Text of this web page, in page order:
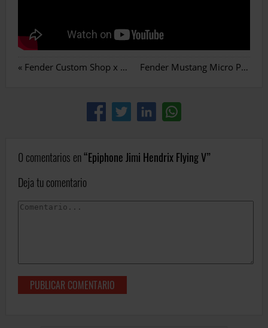
« Fender Custom Shop x Bvlgari Fender Mustang Micro Plus
0 comentarios en Epiphone Jimi Hendrix Flying V
Deja tu comentario